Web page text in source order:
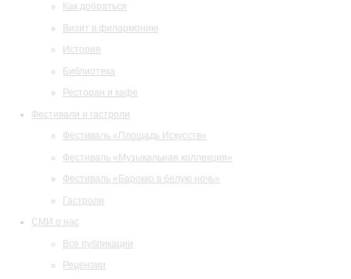
Как добраться
Визит в филармонию
История
Библиотека
Ресторан и кафе
Фестивали и гастроли
Фестиваль «Площадь Искусств»
Фестиваль «Музыкальная коллекция»
Фестиваль «Барокко в белую ночь»
Гастроли
СМИ о нас
Все публикации
Рецензии